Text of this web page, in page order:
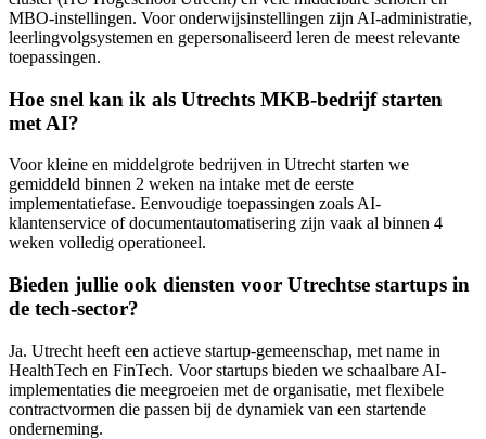
MBO-instellingen. Voor onderwijsinstellingen zijn AI-administratie,
leerlingvolgsystemen en gepersonaliseerd leren de meest relevante
toepassingen.
Hoe snel kan ik als Utrechts MKB-bedrijf starten
met AI?
Voor kleine en middelgrote bedrijven in Utrecht starten we
gemiddeld binnen 2 weken na intake met de eerste
implementatiefase. Eenvoudige toepassingen zoals AI-
klantenservice of documentautomatisering zijn vaak al binnen 4
weken volledig operationeel.
Bieden jullie ook diensten voor Utrechtse startups in
de tech-sector?
Ja. Utrecht heeft een actieve startup-gemeenschap, met name in
HealthTech en FinTech. Voor startups bieden we schaalbare AI-
implementaties die meegroeien met de organisatie, met flexibele
contractvormen die passen bij de dynamiek van een startende
onderneming.